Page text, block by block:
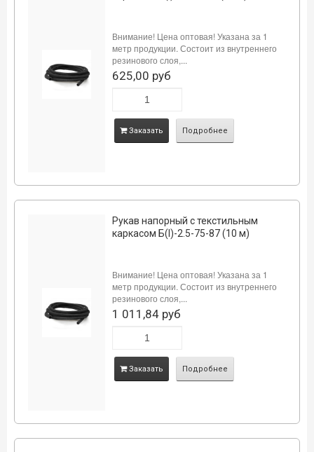
Внимание! Цена оптовая! Указана за 1
метр продукции. Состоит из внутреннего
резинового слоя,...
625,00 руб
Заказать Подробнее
Рукав напорный с текстильным
каркасом Б(I)-2.5-75-87 (10 м)
Внимание! Цена оптовая! Указана за 1
метр продукции. Состоит из внутреннего
резинового слоя,...
1 011,84 руб
Заказать Подробнее